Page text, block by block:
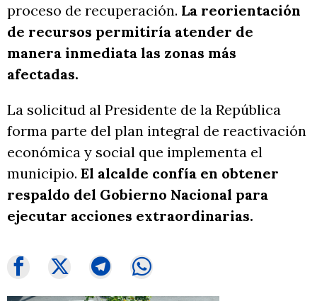
proceso de recuperación. La reorientación
de recursos permitiría atender de
manera inmediata las zonas más
afectadas.
La solicitud al Presidente de la República
forma parte del plan integral de reactivación
económica y social que implementa el
municipio. El alcalde confía en obtener
respaldo del Gobierno Nacional para
ejecutar acciones extraordinarias.